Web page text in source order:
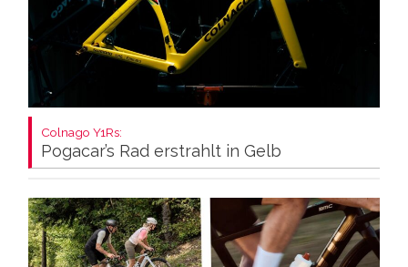
Colnago Y1Rs:
Pogacar’s Rad erstrahlt in Gelb